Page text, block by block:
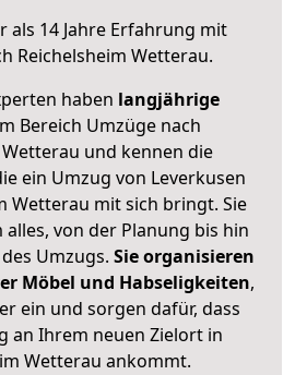
als 14 Jahre Erfahrung mit
Reichelsheim Wetterau.
haben langjährige
Bereich Umzüge nach
und kennen die
ein Umzug von Leverkusen
Wetterau mit sich bringt. Sie
von der Planung bis hin
Umzugs. Sie organisieren
Möbel und Habseligkeiten,
ein und sorgen dafür, dass
an Ihrem neuen Zielort in
Wetterau ankommt.